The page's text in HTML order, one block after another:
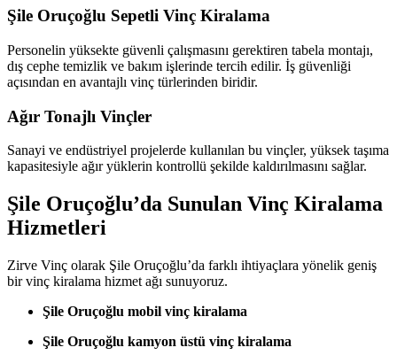
Şile Oruçoğlu Sepetli Vinç Kiralama
Personelin yüksekte güvenli çalışmasını gerektiren tabela montajı,
dış cephe temizlik ve bakım işlerinde tercih edilir. İş güvenliği
açısından en avantajlı vinç türlerinden biridir.
Ağır Tonajlı Vinçler
Sanayi ve endüstriyel projelerde kullanılan bu vinçler, yüksek taşıma
kapasitesiyle ağır yüklerin kontrollü şekilde kaldırılmasını sağlar.
Şile Oruçoğlu’da Sunulan Vinç Kiralama
Hizmetleri
Zirve Vinç olarak Şile Oruçoğlu’da farklı ihtiyaçlara yönelik geniş
bir vinç kiralama hizmet ağı sunuyoruz.
Şile Oruçoğlu mobil vinç kiralama
Şile Oruçoğlu kamyon üstü vinç kiralama